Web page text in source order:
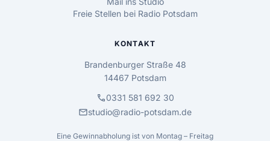
Freie Stellen bei Radio Potsdam
KONTAKT
Brandenburger Straße 48
14467 Potsdam
call0331 581 692 30
mailstudio@radio-potsdam.de
Eine Gewinnabholung ist von Montag – Freitag